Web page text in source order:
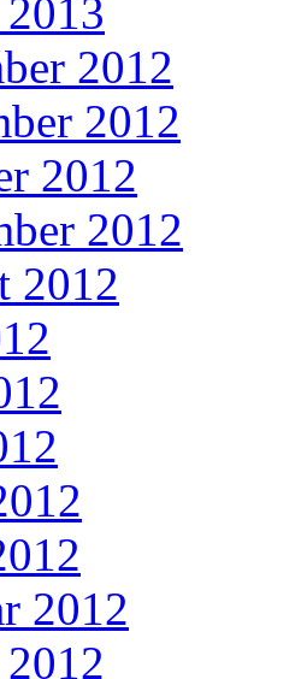
2012
2012
2012
2012
2012
2012